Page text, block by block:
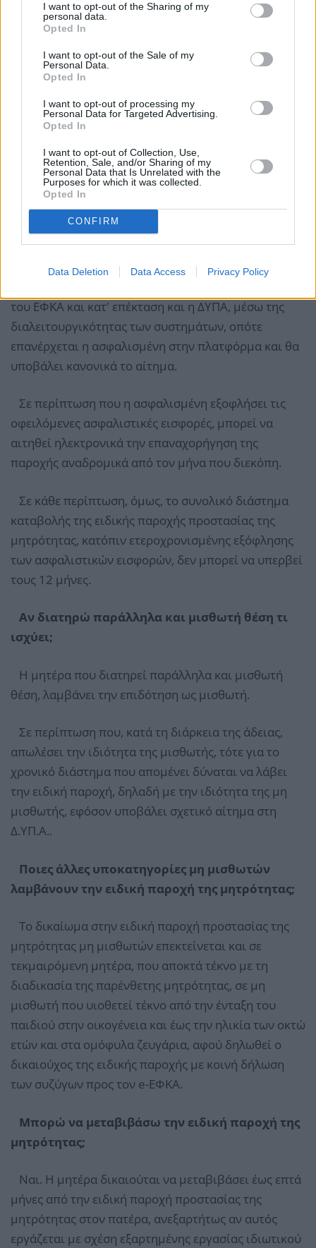
I want to opt-out of the Sharing of my
personal data.
Opted In
I want to opt-out of the Sale of my
Personal Data.
Opted In
I want to opt-out of processing my
Personal Data for Targeted Advertising.
Opted In
I want to opt-out of Collection, Use,
Retention, Sale, and/or Sharing of my
Personal Data that Is Unrelated with the
Purposes for which it was collected.
Opted In
CONFIRM
Data Deletion Data Access Privacy Policy
τρίτων, δεν υπόκειται σε οποιοδήποτε τέλος,
εισφορά ή άλλη κράτηση υπέρ του Δημοσίου ή του e-
ΕΦΚΑ.
ασφαλιστικά ενήμερη;
Αν η δικαιούχους δεν είναι ασφαλιστικά ενήμερη
κατά την υποβολή της αίτησης, εμφανίζεται
ειδοποίηση ότι «δεν δύναται να υποβληθεί το
αίτημα, λόγω έλλειψης ασφαλιστικής ενημερότητας»,
ώστε να προβεί άμεσα στην εξόφληση των οφειλών
της.
του ΕΦΚΑ και κατ' επέκταση και η ΔΥΠΑ, μέσω της
διαλειτουργικότητας των συστημάτων, οπότε
επανέρχεται η ασφαλισμένη στην πλατφόρμα και θα
υποβάλει κανονικά το αίτημα.
Σε περίπτωση που η ασφαλισμένη εξοφλήσει τις
οφειλόμενες ασφαλιστικές εισφορές, μπορεί να
αιτηθεί ηλεκτρονικά την επαναχορήγηση της
παροχής αναδρομικά από τον μήνα που διεκόπη.
Σε κάθε περίπτωση, όμως, το συνολικό διάστημα
καταβολής της ειδικής παροχής προστασίας της
μητρότητας, κατόπιν ετεροχρονισμένης εξόφλησης
των ασφαλιστικών εισφορών, δεν μπορεί να υπερβεί
τους 12 μήνες.
Αν διατηρώ παράλληλα και μισθωτή θέση τι
ισχύει;
Η μητέρα που διατηρεί παράλληλα και μισθωτή
θέση, λαμβάνει την επιδότηση ως μισθωτή.
Σε περίπτωση που, κατά τη διάρκεια της άδειας,
απωλέσει την ιδιότητα της μισθωτής, τότε για το
χρονικό διάστημα που απομένει δύναται να λάβει
την ειδική παροχή, δηλαδή με την ιδιότητα της μη
μισθωτής, εφόσον υποβάλει σχετικό αίτημα στη
Δ.ΥΠ.Α..
Ποιες άλλες υποκατηγορίες μη μισθωτών
λαμβάνουν την ειδική παροχή της μητρότητας;
Το δικαίωμα στην ειδική παροχή προστασίας της
μητρότητας μη μισθωτών επεκτείνεται και σε
τεκμαιρόμενη μητέρα, που αποκτά τέκνο με τη
διαδικασία της παρένθετης μητρότητας, σε μη
μισθωτή που υιοθετεί τέκνο από την ένταξη του
παιδιού στην οικογένεια και έως την ηλικία των οκτώ
ετών και στα ομόφυλα ζευγάρια, αφού δηλωθεί ο
δικαιούχος της ειδικής παροχής με κοινή δήλωση
των συζύγων προς τον e-ΕΦΚΑ.
Μπορώ να μεταβιβάσω την ειδική παροχή της
μητρότητας;
Ναι. Η μητέρα δικαιούται να μεταβιβάσει έως επτά
μήνες από την ειδική παροχή προστασίας της
μητρότητας στον πατέρα, ανεξαρτήτως αν αυτός
εργάζεται με σχέση εξαρτημένης εργασίας ιδιωτικού